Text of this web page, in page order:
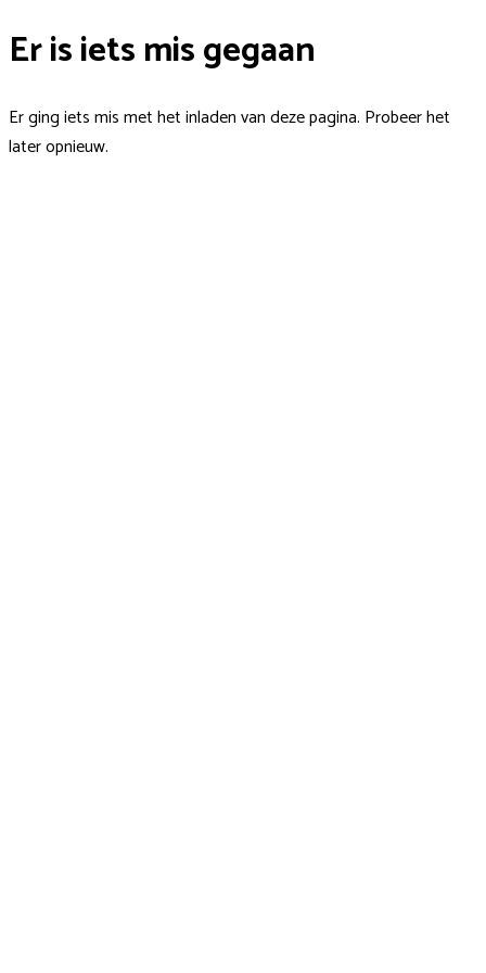
Er is iets mis gegaan
Er ging iets mis met het inladen van deze pagina. Probeer het
later opnieuw.